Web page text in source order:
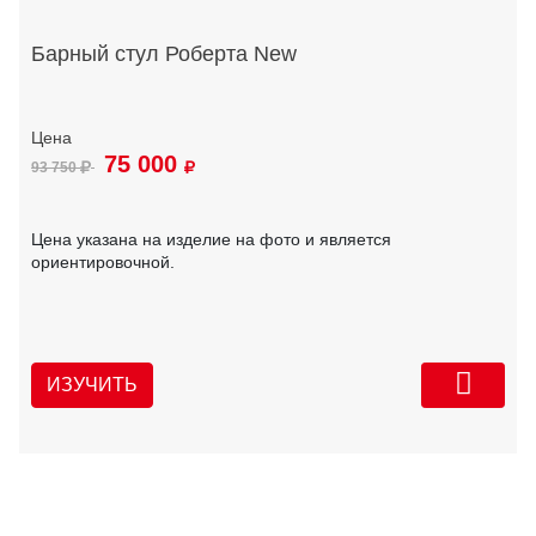
Барный стул Роберта New
93 750 75 000
Цена указана на изделие на фото и является
ориентировочной.
ИЗУЧИТЬ